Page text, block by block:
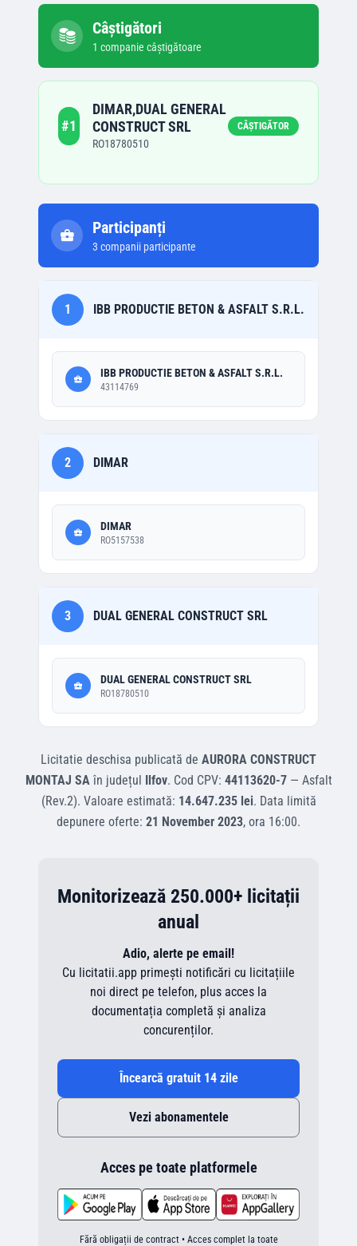
Câștigători
1 companie câștigătoare
#1
DIMAR,DUAL GENERAL
CONSTRUCT SRL
RO18780510
CÂȘTIGĂTOR
Participanți
3 companii participante
1 IBB PRODUCTIE BETON & ASFALT S.R.L.
IBB PRODUCTIE BETON & ASFALT S.R.L.
43114769
2 DIMAR
DIMAR
RO5157538
3 DUAL GENERAL CONSTRUCT SRL
DUAL GENERAL CONSTRUCT SRL
RO18780510
Licitatie deschisa publicată de AURORA CONSTRUCT
MONTAJ SAîn județul Ilfov. Cod CPV: 44113620-7— Asfalt
(Rev.2). Valoare estimată: 14.647.235 lei. Data limită
depunere oferte: 21 November 2023, ora 16:00.
Monitorizează 250.000+ licitații
anual
Adio, alerte pe email!
Cu licitatii.app primești notificări cu licitațiile
noi direct pe telefon, plus acces la
documentația completă și analiza
concurenților.
Încearcă gratuit 14 zile
Vezi abonamentele
Acces pe toate platformele
Fără obligații de contract • Acces complet la toate